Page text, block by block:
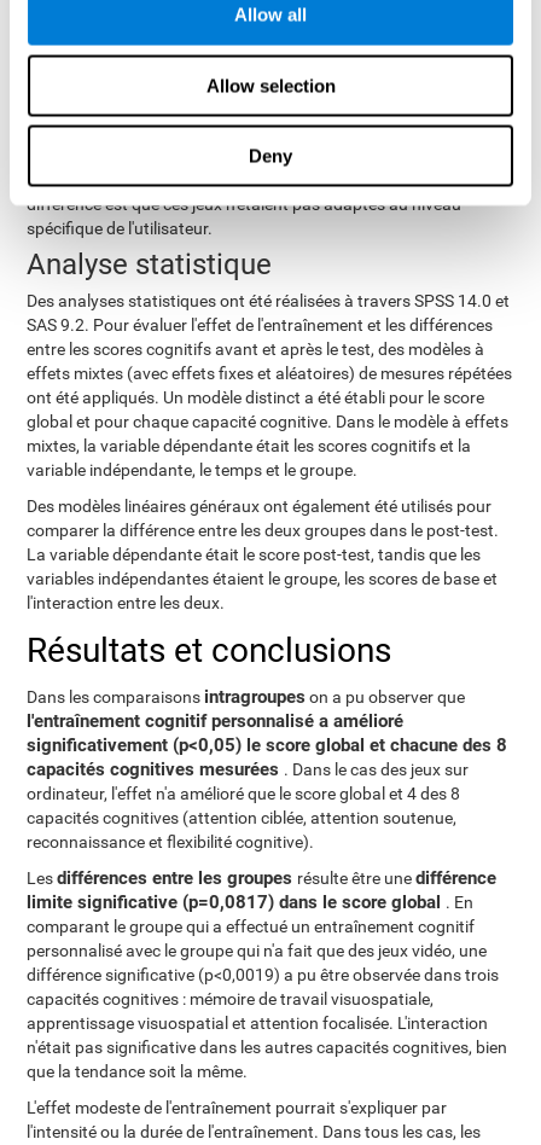
Allow all
Allow selection
Deny
Pour ce groupe, douze jeux informatiques classiques ont été
a essayé de ressembler dans ses
modalités à celle du groupe qui utilisait CogniFit
participants de ce groupe ont également effectué une évaluation
initiale de base et 24 séances, chacune avec 3 tâches différentes
de durée et de conception graphique similaires. La principale
différence est que ces jeux n'étaient pas adaptés au niveau
spécifique de l'utilisateur.
Analyse statistique
Des analyses statistiques ont été réalisées à travers SPSS 14.0 et
SAS 9.2. Pour évaluer l'effet de l'entraînement et les différences
entre les scores cognitifs avant et après le test, des modèles à
effets mixtes (avec effets fixes et aléatoires) de mesures répétées
ont été appliqués. Un modèle distinct a été établi pour le score
global et pour chaque capacité cognitive. Dans le modèle à effets
mixtes, la variable dépendante était les scores cognitifs et la
variable indépendante, le temps et le groupe.
Des modèles linéaires généraux ont également été utilisés pour
comparer la différence entre les deux groupes dans le post-test.
La variable dépendante était le score post-test, tandis que les
variables indépendantes étaient le groupe, les scores de base et
l'interaction entre les deux.
Résultats et conclusions
Dans les comparaisons intragroupes on a pu observer que
l'entraînement cognitif personnalisé a amélioré
significativement (p<0,05) le score global et chacune des 8
capacités cognitives mesurées . Dans le cas des jeux sur
ordinateur, l'effet n'a amélioré que le score global et 4 des 8
capacités cognitives (attention ciblée, attention soutenue,
reconnaissance et flexibilité cognitive).
Lesdifférences entre les groupes résulte être unedifférence
limite significative (p=0,0817) dans le score global . En
comparant le groupe qui a effectué un entraînement cognitif
personnalisé avec le groupe qui n'a fait que des jeux vidéo, une
différence significative (p<0,0019) a pu être observée dans trois
capacités cognitives : mémoire de travail visuospatiale,
apprentissage visuospatial et attention focalisée. L'interaction
n'était pas significative dans les autres capacités cognitives, bien
que la tendance soit la même.
L'effet modeste de l'entraînement pourrait s'expliquer par
l'intensité ou la durée de l'entraînement. Dans tous les cas, les